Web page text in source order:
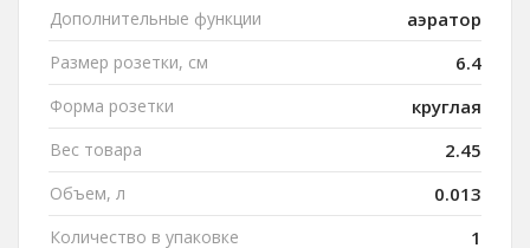
Дополнительные функции аэратор
Размер розетки, см 6.4
Форма розетки круглая
Вес товара 2.45
Объем, л 0.013
Количество в упаковке 1